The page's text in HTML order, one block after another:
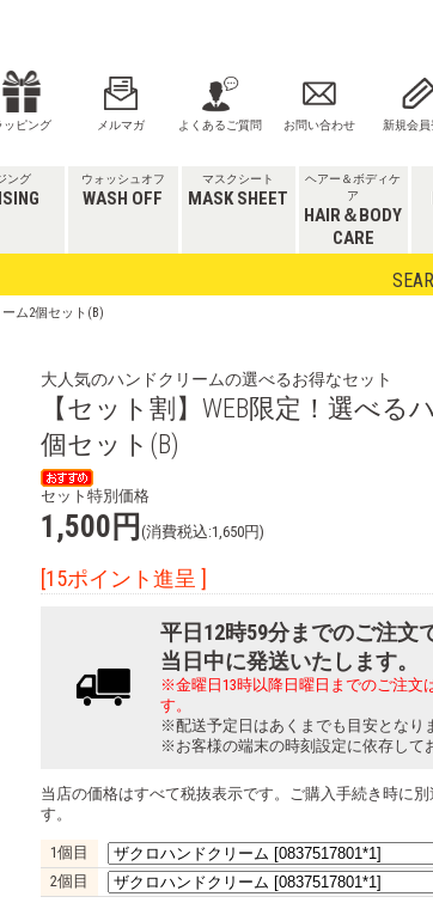
ッピング メルマガ よくあるご質問 お問い合わせ 新規会員
ング ウォッシュオフ
WASH OFF
マスクシート
MASK SHEET
ヘアー＆ボディケ
ア
HAIR＆BODY
CARE
ム2個セット(B)
大人気のハンドクリームの選べるお得なセット
【セット割】WEB限定！選べる
個セット(B)
セット特別価格
1,500円 (消費税込:1,650円)
[15ポイント進呈 ]
平日12時59分までのご注文
当日中に発送いたします。
※金曜日13時以降日曜日までのご注文
す。
※配送予定日はあくまでも目安となり
※お客様の端末の時刻設定に依存して
当店の価格はすべて税抜表示です。ご購入手続き時に
す。
1個目
2個目